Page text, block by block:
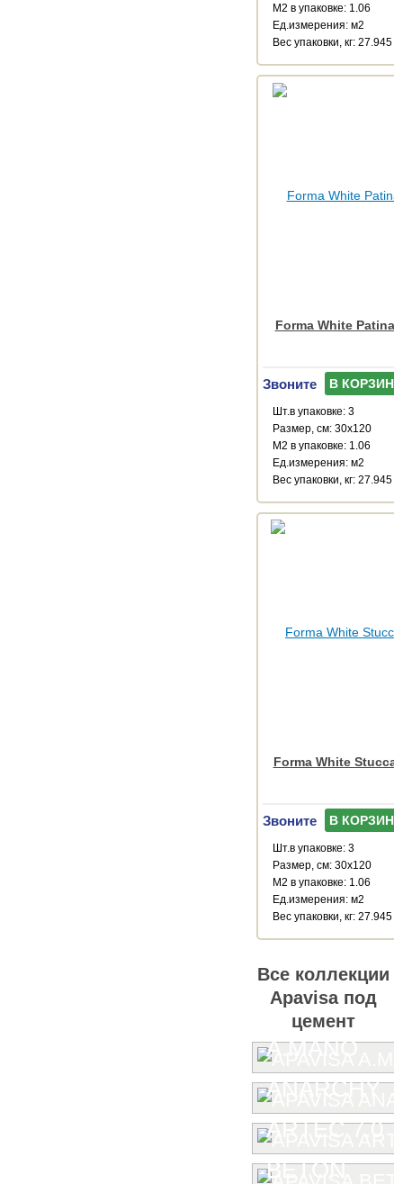
М2 в упаковке: 1.06
Ед.измерения: м2
Веc упаковки, кг: 27.945
Forma White
Звоните В КОРЗИНУ
Шт.в упаковке: 3
Размер, см: 30x120
М2 в упаковке: 1.06
Ед.измерения: м2
Веc упаковки, кг: 27.945
Forma White
Звоните В КОРЗИНУ
Шт.в упаковке: 3
Размер, см: 30x120
М2 в упаковке: 1.06
Ед.измерения: м2
Веc упаковки, кг: 27.945
Все коллекции
Apavisa под
цемент
A.MANO
ANARCHY
ARTEC 7.0
BETON